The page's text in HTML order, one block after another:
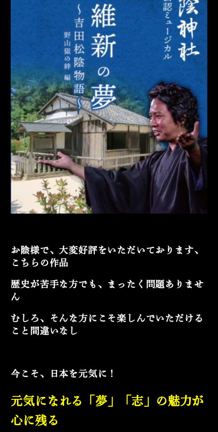
お陰様で、大変好評をいただいております、
こちらの作品
歴史が苦手な方でも、まったく問題ありませ
ん
むしろ、そんな方にこそ楽しんでいただける
こと間違いなし
今こそ、日本を元気に！
元気になれる 「夢」「志」の魅力が
心に残る